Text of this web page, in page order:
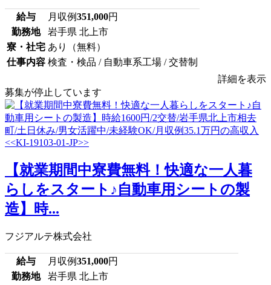
給与 月収例351,000円
勤務地
岩手県 北上市
寮・社宅 あり（無料）
仕事内容 検査・検品 / 自動車系工場 / 交替制
詳細を表示
募集が停止しています
【就業期間中寮費無料！快適な一人暮
らしをスタート♪自動車用シートの製
造】時...
フジアルテ株式会社
給与 月収例351,000円
勤務地
岩手県 北上市